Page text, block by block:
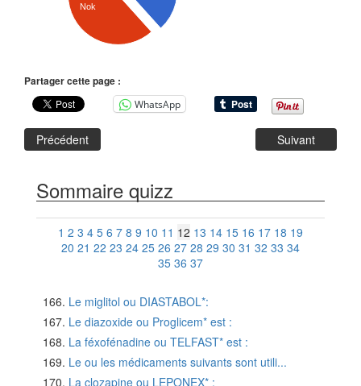
Nok
Partager cette page :
WhatsApp
Précédent Suivant
Sommaire quizz
1 2 3 4 5 6 7 8 9 10 11 12 13 14 15 16 17 18 19
20 21 22 23 24 25 26 27 28 29 30 31 32 33 34
35 36 37
Le miglitol ou DIASTABOL*:
Le diazoxide ou Proglicem* est :
La féxofénadine ou TELFAST* est :
Le ou les médicaments suivants sont utili...
La clozapine ou LEPONEX* :